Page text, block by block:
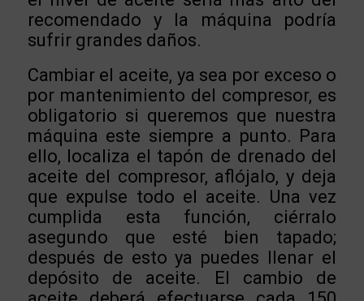
recomendado y la máquina podría
sufrir grandes daños.
Cambiar el aceite, ya sea por exceso o
por mantenimiento del compresor, es
obligatorio si queremos que nuestra
máquina este siempre a punto. Para
ello, localiza el tapón de drenado del
aceite del compresor, aflójalo, y deja
que expulse todo el aceite. Una vez
cumplida esta función, ciérralo
asegundo que esté bien tapado;
después de esto ya puedes llenar el
depósito de aceite. El cambio de